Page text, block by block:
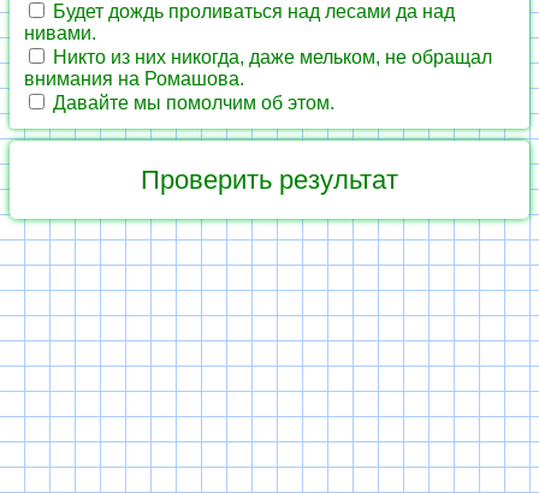
Будет дождь проливаться над лесами да над
нивами.
Никто из них никогда, даже мельком, не обращал
внимания на Ромашова.
Давайте мы помолчим об этом.